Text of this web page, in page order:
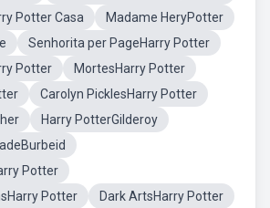
Potter Casa
Madame HeryPotter
Senhorita per PageHarry Potter
Potter
MortesHarry Potter
Carolyn PicklesHarry Potter
Harry PotterGilderoy
Potter
Potter
Dark ArtsHarry Potter